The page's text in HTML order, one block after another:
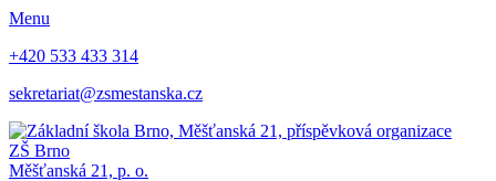
Menu
+420 533 433 314
sekretariat@zsmestanska.cz
ZŠ Brno
Měšťanská 21, p. o.